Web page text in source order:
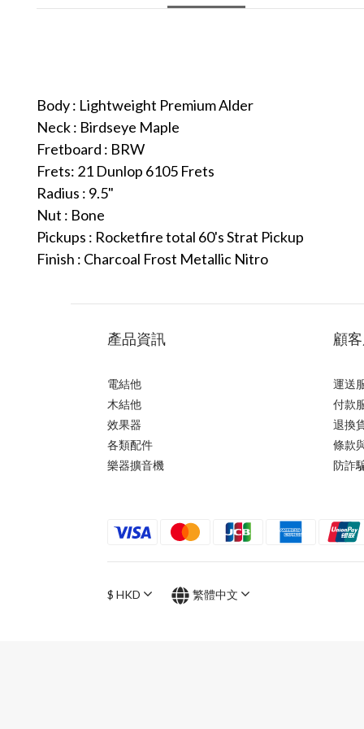
Body : Lightweight Premium Alder
Neck : Birdseye Maple
Fretboard : BRW
Frets: 21 Dunlop 6105 Frets
Radius : 9.5"
Nut : Bone
Pickups : Rocketfire total 60's Strat Pickup
Finish : Charcoal Frost Metallic Nitro
產品資訊
電結他
木結他
效果器
各類配件
樂器擴音機
顧
運送
付款
退換
條款
防詐
$ HKD 繁體中文